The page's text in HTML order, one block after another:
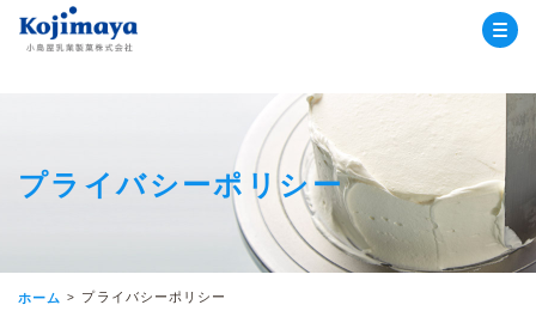
プライバシーポリシー
ホーム プライバシーポリシー